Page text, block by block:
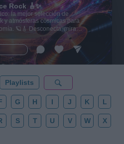
Rock 🎸✨
la mejor selección de
y atmósferas cósmicas para
🪐🎸 Desconecta, mira
la gravedad cero. 💾 ¡Guarda
próxima noche estrellada!
Playlists
G H I J K L
S T U V W X